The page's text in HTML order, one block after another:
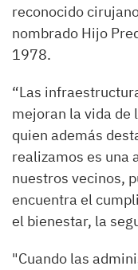
reconocido
nombrado Hijo
1978.
“Las
mejoran la vida de
quien además
realizamos es una
nuestros vecinos,
encuentra el
el bienestar, la
"Cuando las